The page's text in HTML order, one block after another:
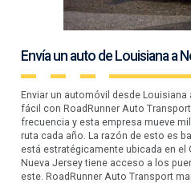
Envía un auto de Louisiana a
Enviar un automóvil desde Louisiana
fácil con RoadRunner Auto
frecuencia y esta empresa mueve
ruta cada año. La razón de esto es
está estratégicamente ubicada en
Nueva Jersey tiene acceso a los
este. RoadRunner Auto Transport